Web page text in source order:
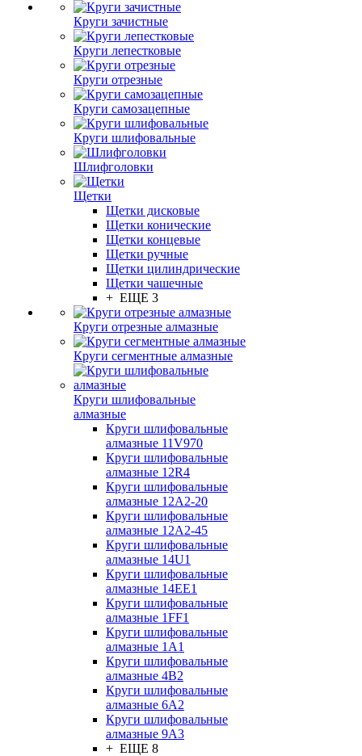
Круги зачистные
Круги лепестковые
Круги отрезные
Круги самозацепные
Круги шлифовальные
Шлифголовки
Щетки
Щетки дисковые
Щетки конические
Щетки концевые
Щетки ручные
Щетки цилиндрические
Щетки чашечные
+ ЕЩЕ 3
Круги отрезные алмазные
Круги сегментные алмазные
Круги шлифовальные
алмазные
Круги шлифовальные
алмазные 11V970
Круги шлифовальные
алмазные 12R4
Круги шлифовальные
алмазные 12А2-20
Круги шлифовальные
алмазные 12А2-45
Круги шлифовальные
алмазные 14U1
Круги шлифовальные
алмазные 14ЕЕ1
Круги шлифовальные
алмазные 1FF1
Круги шлифовальные
алмазные 1А1
Круги шлифовальные
алмазные 4В2
Круги шлифовальные
алмазные 6A2
Круги шлифовальные
алмазные 9А3
+ ЕЩЕ 8